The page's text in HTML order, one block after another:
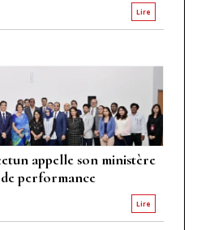
Lire
appelle son ministère
performance
Lire